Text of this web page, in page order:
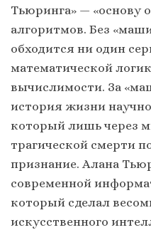
Тьюринга» — «основу
алгоритмов. Без
обходится ни один
математической
вычислимости. За
история жизни
который лишь через
трагической смерти
признание. Алана
современной
который сделал
искусственного